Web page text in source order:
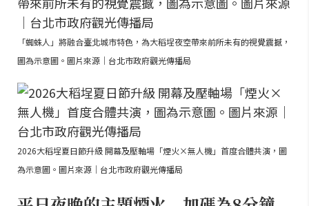
「蜘蛛人」將融合臺北城市特色，為大稻埕夜空帶來前所未有的視覺震撼，
圖為示意圖。圖片來源｜台北市政府觀光傳播局
2026大稻埕夏日節升級 開幕及壓軸場「煙火×無人機」首度合體共演，圖
為示意圖。圖片來源｜台北市政府觀光傳播局